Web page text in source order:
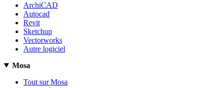
ArchiCAD
Autocad
Revit
Sketchup
Vectorworks
Autre logiciel
Mosa
Tout sur Mosa